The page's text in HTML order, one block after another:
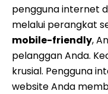
pengguna internet
melalui perangkat
mobile-friendly,
pelanggan Anda.
krusial. Pengguna
website Anda